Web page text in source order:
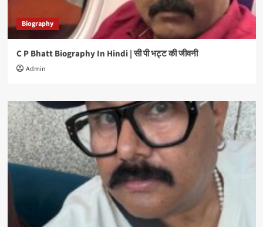
Biography
C P Bhatt Biography In Hindi | सी पी भट्ट की जीवनी
Admin